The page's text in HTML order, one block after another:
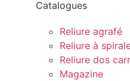
Catalogues
Reliure agrafé
Reliure à
Reliure dos
Magazine